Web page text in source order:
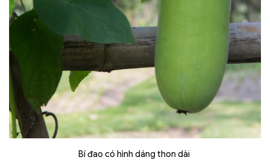
Bí đao có hình dáng thon dài